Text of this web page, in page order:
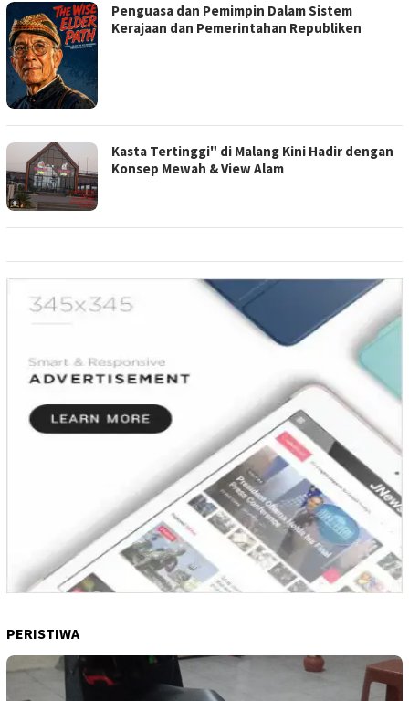
Penguasa dan Pemimpin Dalam Sistem
Kerajaan dan Pemerintahan Republiken
Kasta Tertinggi" di Malang Kini Hadir dengan
Konsep Mewah & View Alam
PERISTIWA